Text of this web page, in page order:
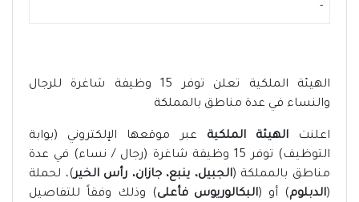
-
الهيئة الملكية تعلن توفر 15 وظيفة شاغرة للرجال
والنساء في عدة مناطق بالمملكة
اعلنتالهيئة الملكية عبر موقعها الإلكتروني (بوابة
التوظيف) توفر 15 وظيفة شاغرة (رجال / نساء) في عدة
مناطق بالمملكة (الجبيل، ينبع، جازان، رأس الخير)، لحملة
(الدبلوم) أو (البكالوريوس فأعلى) وذلك وفقاً للتفاصيل